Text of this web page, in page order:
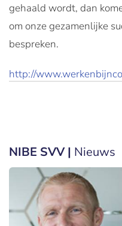
gehaald wordt, dan
om onze gezamenlijke
bespreken.
http://
NIBE SVV | Nieuws